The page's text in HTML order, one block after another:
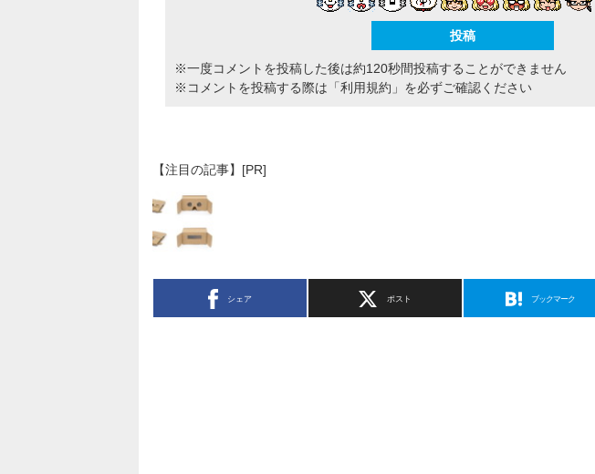
※一度コメントを投稿した後は約120秒間投稿することができません
※コメントを投稿する際は 「利用規約」 を必ずご確認ください
【注目の記事】[PR]
シェア ポスト ブックマーク